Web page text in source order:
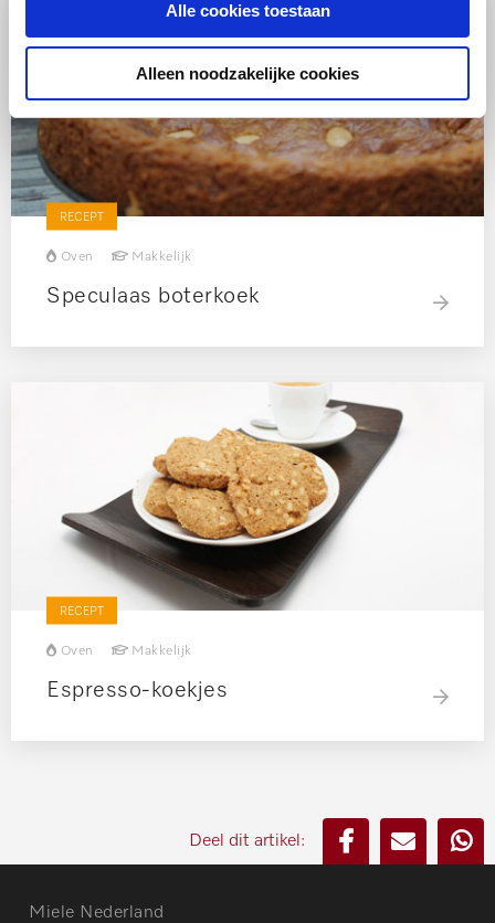
Alle cookies toestaan
Alleen noodzakelijke cookies
RECEPT
Oven Makkelijk
Speculaas boterkoek
RECEPT
Oven Makkelijk
Espresso-koekjes
Deel dit artikel:
Miele Nederland